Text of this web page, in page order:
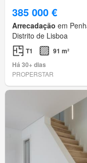
385 000 €
Arrecadação em
Distrito de Lisboa
T1
91 m²
Há 30+ dias
PROPERSTAR